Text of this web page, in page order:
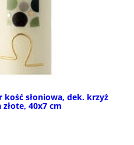
słoniowa, dek. krzyż
40x7 cm